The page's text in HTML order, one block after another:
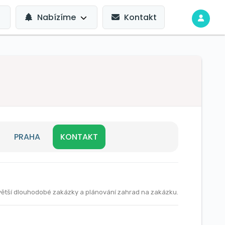
Nabízíme Kontakt
PRAHA KONTAKT
dlouhodobé zakázky a plánování zahrad na zakázku.